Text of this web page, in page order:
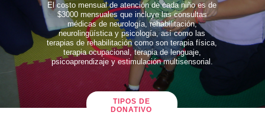
El costo mensual de atención de cada niño es de
$3000 mensuales que incluye las consultas
médicas de neurología, rehabilitación,
neurolingüística y psicología, así como las
terapias de rehabilitación como son terapia física,
terapia ocupacional, terapia de lenguaje,
psicoaprendizaje y estimulación multisensorial.
TIPOS DE
DONATIVO